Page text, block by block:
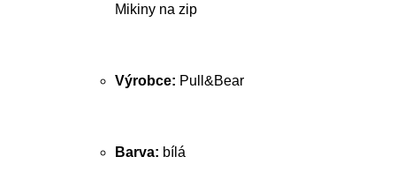
Mikiny na zip
Výrobce: Pull&Bear
Barva: bílá